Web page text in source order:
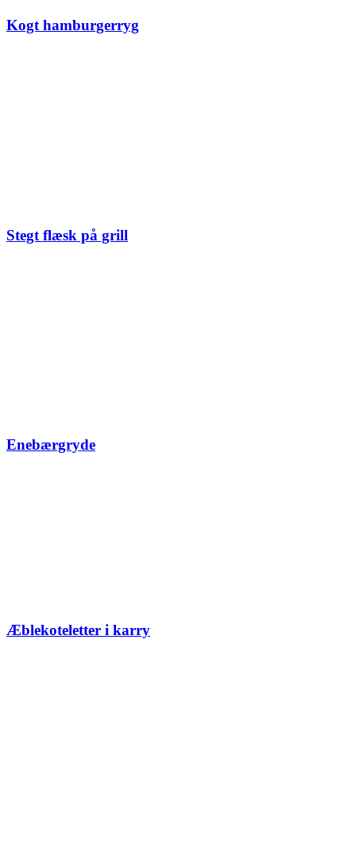
Kogt hamburgerryg
Stegt flæsk på grill
Enebærgryde
Æblekoteletter i karry